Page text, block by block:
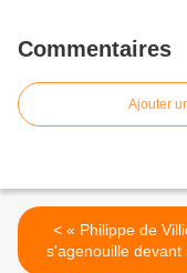
Commentaires
Ajouter
< « Philippe de Villiers
s'agenouille devant